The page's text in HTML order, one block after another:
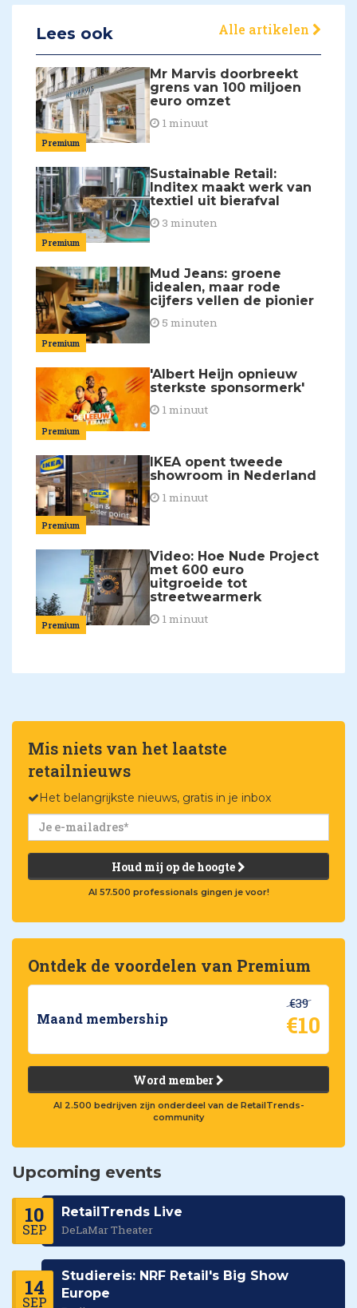
Lees ook Alle artikelen
Premium
Mr Marvis doorbreekt
grens van 100 miljoen
euro omzet
1 minuut
Premium
Sustainable Retail:
Inditex maakt werk van
textiel uit bierafval
3 minuten
Premium
Mud Jeans: groene
idealen, maar rode
cijfers vellen de pionier
5 minuten
Premium
'Albert Heijn opnieuw
sterkste sponsormerk'
1 minuut
Premium
IKEA opent tweede
showroom in Nederland
1 minuut
Premium
Video: Hoe Nude Project
met 600 euro
uitgroeide tot
streetwearmerk
1 minuut
Mis niets van het laatste
retailnieuws
Het belangrijkste nieuws, gratis in je inbox
Houd mij op de hoogte
Al 57.500 professionals gingen je voor!
Ontdek de voordelen van Premium
Maand membership
€39
€10
Word member
Al 2.500 bedrijven zijn onderdeel van de RetailTrends-
community
Upcoming events
10
SEP
RetailTrends Live
DeLaMar Theater
14
SEP
Studiereis: NRF Retail's Big Show
Europe